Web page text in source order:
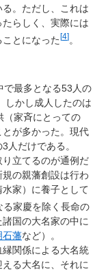
。ただし、これは
らしく、実際には
とになった[4]。
で最多となる53人の
しかし成人したのは
（家斉にとっての
が多かった。現代
3人だけである。
り立てるのが通例だ
の親藩創設は行わ
家）に養子として
る家慶を除く長命の
国の大名家の中に
石藩など）。
関係による大名統
る大名に、それに